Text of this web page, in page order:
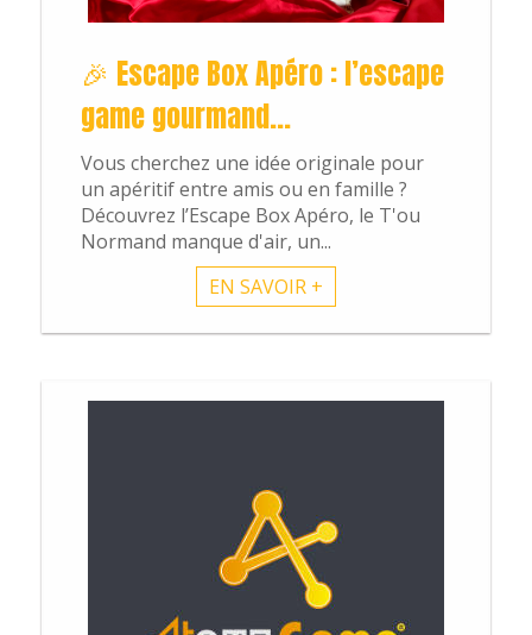
Tarifs
Blog
Actus
🎉 Escape Box Apéro : l’escape
game gourmand...
Vous cherchez une idée originale pour
un apéritif entre amis ou en famille ?
Découvrez l’Escape Box Apéro, le T'ou
Normand manque d'air, un...
EN SAVOIR +